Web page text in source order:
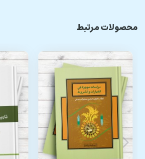
محصولات مرتبط